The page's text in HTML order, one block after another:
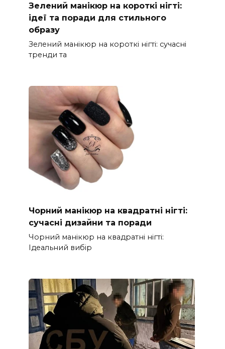
Зелений манікюр на короткі нігті:
ідеї та поради для стильного
образу
Зелений манікюр на короткі нігті: сучасні
тренди та
Чорний манікюр на квадратні нігті:
сучасні дизайни та поради
Чорний манікюр на квадратні нігті:
Ідеальний вибір